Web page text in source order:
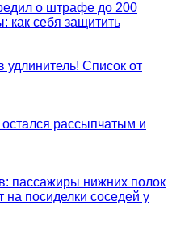
о штрафе до 200
как себя защитить
удлинитель! Список от
остался рассыпчатым и
пассажиры нижних полок
посиделки соседей у